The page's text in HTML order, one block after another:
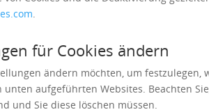
.
für Cookies ändern
ändern möchten, um
aufgeführten Websites. Beachten
und Sie diese löschen müssen.